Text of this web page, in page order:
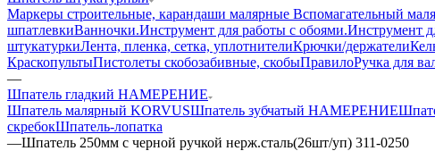
Маркеры строительные, карандаши малярные Вспомагательный
шпатлевкиВанночки.Инструмент для работы с обоями.Инструмент
штукатуркиЛента, пленка, сетка, уплотнителиКрючки/держатели
КраскопультыПистолеты скобозабивные, скобыПравилоРучка для
—
Шпатель гладкий НАМЕРЕНИЕ
Шпатель малярный KORVUSШпатель зубчатый НАМЕРЕНИЕ
скребокШпатель-лопатка
—Шпатель 250мм с черной ручкой нерж.сталь(26шт/уп) 311-0250